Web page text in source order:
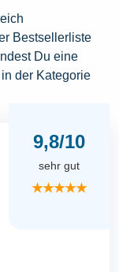
Bestsellerliste
Du eine
der Kategorie
9,8/10
sehr gut
★★★★★